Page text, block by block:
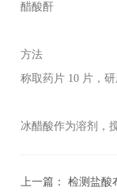
醋酸酐
方法
称取药片 10 片，
冰醋酸作为溶剂，
上一篇： 检测盐酸